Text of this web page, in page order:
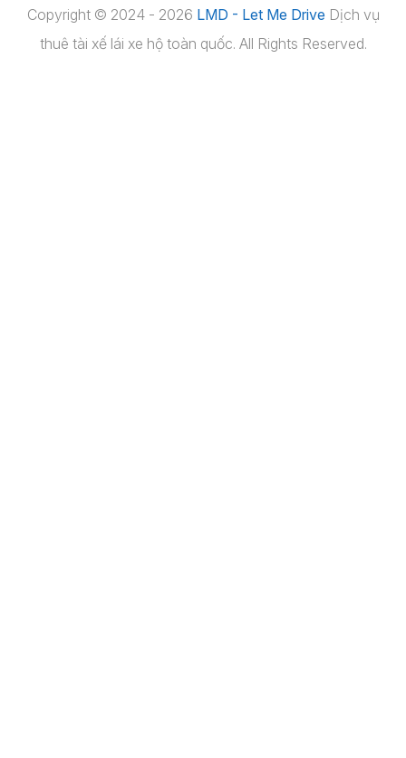
Copyright © 2024 - 2026 LMD - Let Me Drive Dịch vụ
thuê tài xế lái xe hộ toàn quốc. All Rights Reserved.